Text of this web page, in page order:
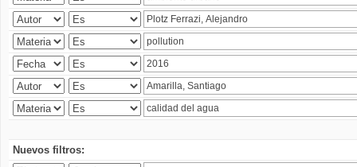
Nuevos filtros: